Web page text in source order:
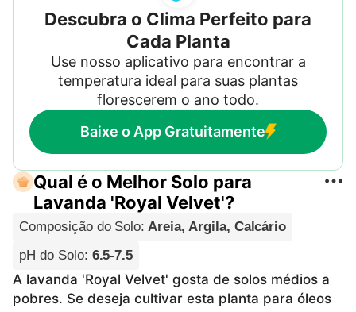
Descubra o Clima Perfeito para
Cada Planta
Use nosso aplicativo para encontrar a
temperatura ideal para suas plantas
florescerem o ano todo.
Baixe o App Gratuitamente
Qual é o Melhor Solo para
Lavanda 'Royal Velvet'?
Composição do Solo: Areia, Argila, Calcário
pH do Solo: 6.5-7.5
A lavanda 'Royal Velvet' gosta de solos médios a
pobres. Se deseja cultivar esta planta para óleos